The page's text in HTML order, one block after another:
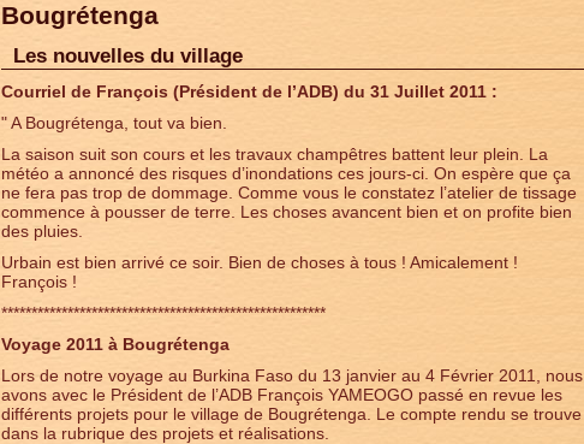
Bougrétenga
Les nouvelles du village
Courriel de François (Président de l’ADB) du 31 Juillet 2011 :
" A Bougrétenga, tout va bien.
La saison suit son cours et les travaux champêtres battent leur plein. La
météo a annoncé des risques d’inondations ces jours-ci. On espère que ça
ne fera pas trop de dommage. Comme vous le constatez l’atelier de tissage
commence à pousser de terre. Les choses avancent bien et on profite bien
des pluies.
Urbain est bien arrivé ce soir. Bien de choses à tous ! Amicalement !
François !
******************************************************
Voyage 2011 à Bougrétenga
Lors de notre voyage au Burkina Faso du 13 janvier au 4 Février 2011, nous
avons avec le Président de l’ADB François YAMEOGO passé en revue les
différents projets pour le village de Bougrétenga. Le compte rendu se trouve
dans la rubrique des projets et réalisations.